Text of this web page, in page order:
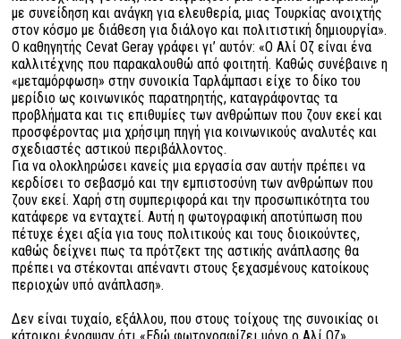
με συνείδηση και ανάγκη για ελευθερία, μιας Τουρκίας ανοιχτής
στον κόσμο με διάθεση για διάλογο και πολιτιστική δημιουργία».
Ο καθηγητής Cevat Geray γράφει γι’ αυτόν: «Ο Αλί Οζ είναι ένα
καλλιτέχνης που παρακαλουθώ από φοιτητή. Καθώς συνέβαινε η
«μεταμόρφωση» στην συνοικία Ταρλάμπασι είχε το δίκο του
μερίδιο ως κοινωνικός παρατηρητής, καταγράφοντας τα
προβλήματα και τις επιθυμίες των ανθρώπων που ζουν εκεί και
προσφέροντας μια χρήσιμη πηγή για κοινωνικούς αναλυτές και
σχεδιαστές αστικού περιβάλλοντος.
Για να ολοκληρώσει κανείς μια εργασία σαν αυτήν πρέπει να
κερδίσει το σεβασμό και την εμπιστοσύνη των ανθρώπων που
ζουν εκεί. Χαρή στη συμπεριφορά και την προσωπικότητα του
κατάφερε να ενταχτεί. Αυτή η φωτογραφική αποτύπωση που
πέτυχε έχει αξία για τους πολιτικούς και τους διοικούντες,
καθώς δείχνει πως τα πρότζεκτ της αστικής ανάπλασης θα
πρέπει να στέκονται απέναντι στους ξεχασμένους κατοίκους
περιοχών υπό ανάπλαση».
Δεν είναι τυχαίο, εξάλλου, που στους τοίχους της συνοικίας οι